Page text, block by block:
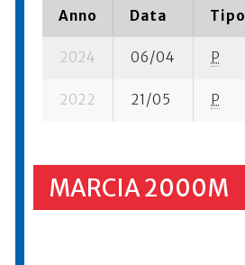
Anno Data Tipo
2024 06/04 P
2022 21/05 P
MARCIA 2000M